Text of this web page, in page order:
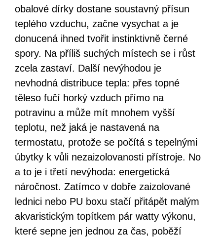
obalové dírky dostane soustavný přísun
teplého vzduchu, začne vysychat a je
donucená ihned tvořit instinktivně černé
spory. Na příliš suchých místech se i růst
zcela zastaví. Další nevýhodou je
nevhodná distribuce tepla: přes topné
těleso fučí horký vzduch přímo na
potravinu a může mít mnohem vyšší
teplotu, než jaká je nastavená na
termostatu, protože se počítá s tepelnými
úbytky k vůli nezaizolovanosti přístroje. No
a to je i třetí nevýhoda: energetická
náročnost. Zatímco v dobře zaizolované
lednici nebo PU boxu stačí přitápět malým
akvaristickým topítkem pár watty výkonu,
které sepne jen jednou za čas, poběží